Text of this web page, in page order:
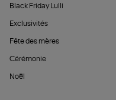
Black Friday Lulli
Exclusivités
Fête des mères
Cérémonie
Noël